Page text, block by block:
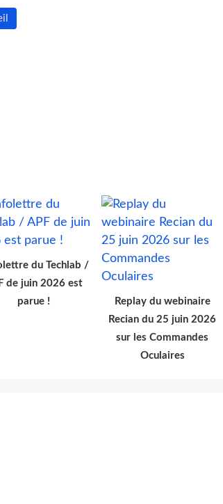
du Techlab /
de juin 2026 est
parue !
Replay du webinaire
Recian du 25 juin 2026
sur les Commandes
Oculaires